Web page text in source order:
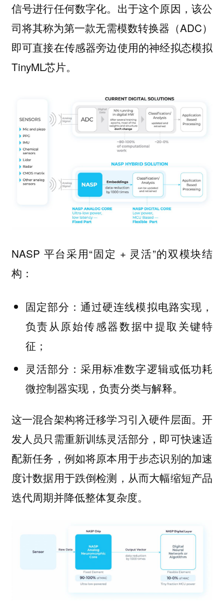
信号进行任何数字化。出于这个原因，该公
司将其称为第一款无需模数转换器（ADC）
即可直接在传感器旁边使用的神经拟态模拟
TinyML芯片。
NASP 平台采用“固定 + 灵活”的双模块结
构：
固定部分：通过硬连线模拟电路实现，
负责从原始传感器数据中提取关键特
征；
灵活部分：采用标准数字逻辑或低功耗
微控制器实现，负责分类与解释。
这一混合架构将迁移学习引入硬件层面。开
发人员只需重新训练灵活部分，即可快速适
配新任务，例如将原本用于步态识别的加速
度计数据用于跌倒检测，从而大幅缩短产品
迭代周期并降低整体复杂度。